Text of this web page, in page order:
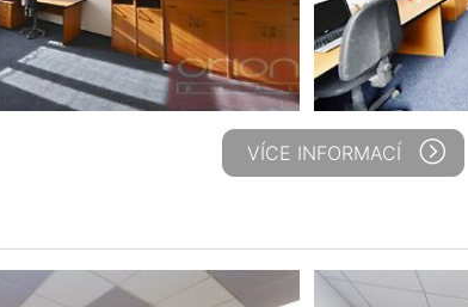
VÍCE INFORMACÍ